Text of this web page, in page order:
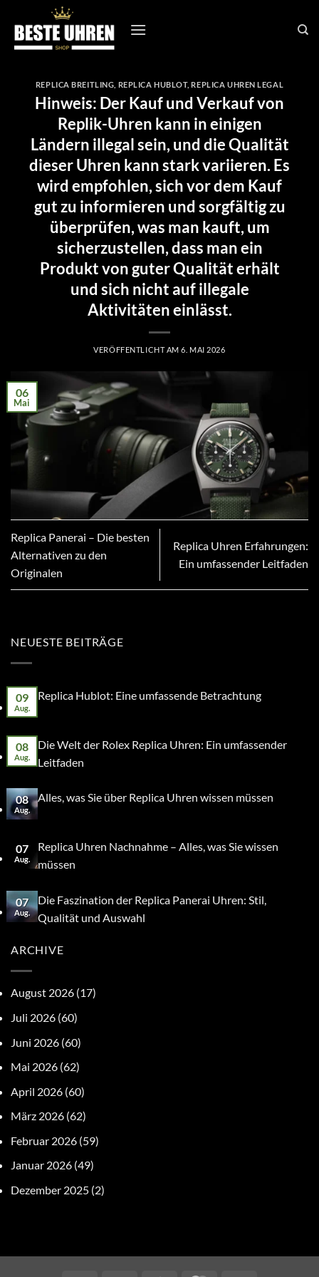
Inhalt
springen
REPLICA BREITLING REPLICA HUBLOT,REPLICA UHREN LEGAL
Hinweis: Der Kauf und Verkauf von
Replik-Uhren kann in einigen
Ländern illegal sein, und die Qualität
dieser Uhren kann stark variieren. Es
wird empfohlen, sich vor dem Kauf
gut zu informieren und sorgfältig zu
überprüfen, was man kauft, um
sicherzustellen, dass man ein
Produkt von guter Qualität erhält
und sich nicht auf illegale
Aktivitäten einlässt.
VERÖFFENTLICHT AM6. MAI 2026
06
Mai
Replica Panerai – Die besten
Alternativen zu den
Originalen
Replica Uhren Erfahrungen:
Ein umfassender Leitfaden
NEUESTE BEITRÄGE
09
Aug.
Replica Hublot: Eine umfassende Betrachtung
08
Aug.
Die Welt der Rolex Replica Uhren: Ein umfassender
Leitfaden
08
Aug.
Alles, was Sie über Replica Uhren wissen müssen
07
Aug.
Replica Uhren Nachnahme – Alles, was Sie wissen
müssen
07
Aug.
Die Faszination der Replica Panerai Uhren: Stil,
Qualität und Auswahl
ARCHIVE
August 2026 (17)
Juli 2026 (60)
Juni 2026 (60)
Mai 2026 (62)
April 2026 (60)
März 2026 (62)
Februar 2026 (59)
Januar 2026 (49)
Dezember 2025 (2)